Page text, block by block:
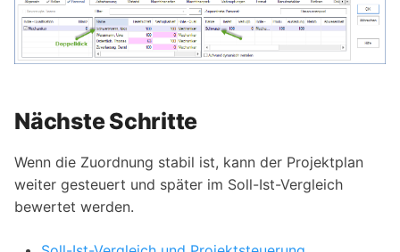
Nächste Schritte
Wenn die Zuordnung stabil ist, kann der Projektplan
weiter gesteuert und später im Soll-Ist-Vergleich
bewertet werden.